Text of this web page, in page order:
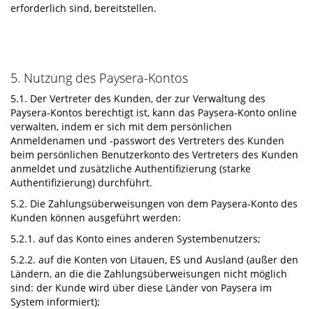
erforderlich sind, bereitstellen.
5. Nutzung des Paysera-Kontos
5.1. Der Vertreter des Kunden, der zur Verwaltung des
Paysera-Kontos berechtigt ist, kann das Paysera-Konto online
verwalten, indem er sich mit dem persönlichen
Anmeldenamen und -passwort des Vertreters des Kunden
beim persönlichen Benutzerkonto des Vertreters des Kunden
anmeldet und zusätzliche Authentifizierung (starke
Authentifizierung) durchführt.
5.2. Die Zahlungsüberweisungen von dem Paysera-Konto des
Kunden können ausgeführt werden:
5.2.1. auf das Konto eines anderen Systembenutzers;
5.2.2. auf die Konten von Litauen, ES und Ausland (außer den
Ländern, an die die Zahlungsüberweisungen nicht möglich
sind: der Kunde wird über diese Länder von Paysera im
System informiert);